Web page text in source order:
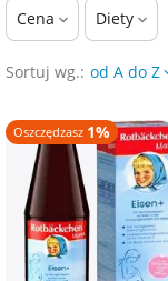
Cena Diety
Sortuj wg.: od A do Z
Oszczędzasz 1%